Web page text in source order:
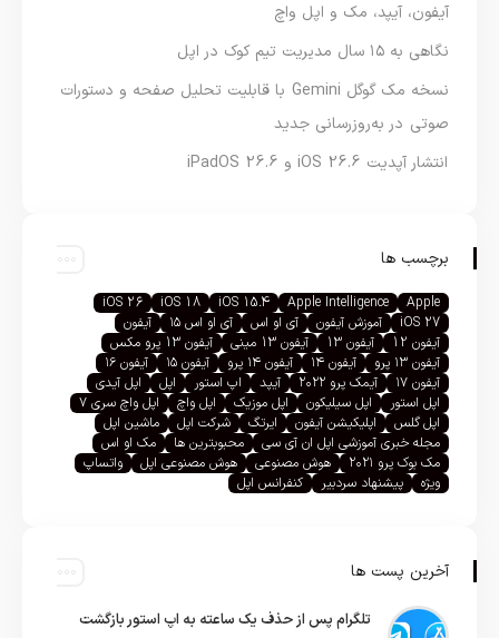
آیفون، آیپد، مک و اپل واچ
نگاهی به ۱۵ سال مدیریت تیم کوک در اپل
نسخه مک گوگل Gemini با قابلیت تحلیل صفحه و دستورات
صوتی در به‌روزرسانی جدید
انتشار آپدیت iOS 26.6 و iPadOS 26.6
برچسب ها
Apple
Apple Intelligence
iOS 15.4
iOS 18
iOS 26
iOS 27
آموزش آیفون آی او اس آی او اس ۱۵
آیفون
آیفون 12
آیفون 13 آیفون 13 مینی
آیفون 13 پرو مکس
آیفون ۱۳ پرو
آیفون ۱۴ آیفون ۱۴ پرو آیفون ۱۵
آیفون ۱۶
آیفون ۱۷
آیمک پرو ۲۰۲۲ آیپد اپ استور اپل
اپل آیدی
اپل استور
اپل سیلیکون اپل موزیک اپل واچ
اپل واچ سری ۷
اپل گلس
اپلیکیشن آیفون ایرتگ شرکت اپل
ماشین اپل
مجله خبری آموزشی اپل ان آی سی
محبوبترین ها
مک او اس
مک بوک پرو ۲۰۲۱
هوش مصنوعی هوش مصنوعی اپل
واتساپ
ویژه
پیشنهاد سردبیر کنفرانس اپل
آخرین پست ها
تلگرام پس از حذف یک ساعته به اپ استور بازگشت